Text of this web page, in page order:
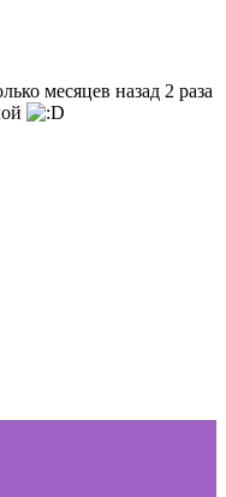
месяцев назад 2 раза